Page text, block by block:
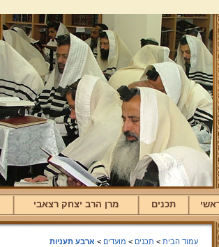
תכנים מרן הרב יצחק רצאבי
עמוד הבית > תכנים > מועדים > ארבע תעניות